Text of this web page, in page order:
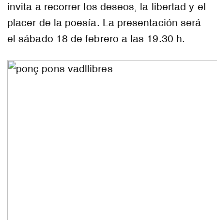
invita a recorrer los deseos, la libertad y el
placer de la poesía. La presentación será
el sábado 18 de febrero a las 19.30 h.